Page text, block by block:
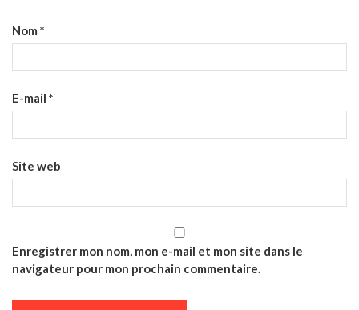
Nom *
E-mail *
Site web
Enregistrer mon nom, mon e-mail et mon site dans le
navigateur pour mon prochain commentaire.